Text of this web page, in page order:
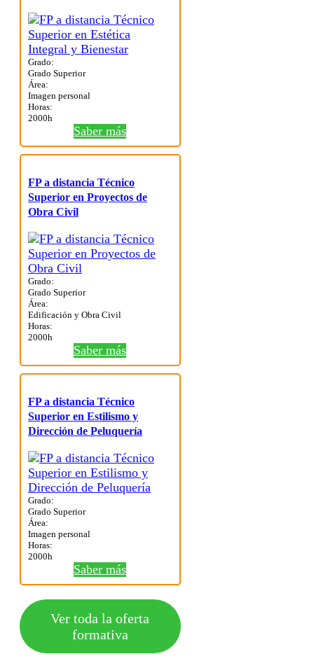
Grado:
Grado Superior
Área:
Imagen personal
Horas:
2000h
Saber más
FP a distancia Técnico
Superior en Proyectos de
Obra Civil
Grado:
Grado Superior
Área:
Edificación y Obra Civil
Horas:
2000h
Saber más
FP a distancia Técnico
Superior en Estilismo y
Dirección de Peluquería
Grado:
Grado Superior
Área:
Imagen personal
Horas:
2000h
Saber más
Ver toda la oferta
formativa